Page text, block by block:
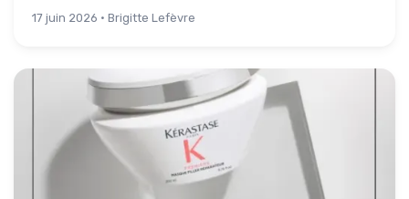
17 juin 2026 · Brigitte Lefèvre